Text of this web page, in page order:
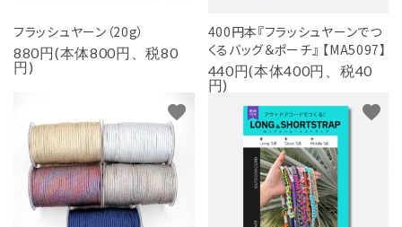
フラッシュヤーン（20g）
880円(本体800円、税80
円)
400円本『フラッシュヤーンでつ
くるバッグ＆ポーチ』 【MA5097】
440円(本体400円、税40
円)
favorite favorite